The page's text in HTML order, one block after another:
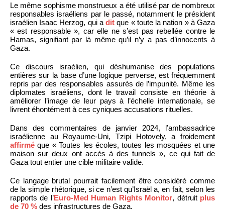
Le même sophisme monstrueux a été utilisé par de nombreux
responsables israéliens par le passé, notamment le président
israélien Isaac Herzog, qui adit que « toute la nation » à Gaza
« est responsable », car elle ne s’est pas rebellée contre le
Hamas, signifiant par là même qu’il n’y a pas d’innocents à
Gaza.
Ce discours israélien, qui déshumanise des populations
entières sur la base d’une logique perverse, est fréquemment
repris par des responsables assurés de l’impunité. Même les
diplomates israéliens, dont le travail consiste en théorie à
améliorer l’image de leur pays à l’échelle internationale, se
livrent éhontément à ces cyniques accusations rituelles.
Dans des commentaires de janvier 2024, l’ambassadrice
israélienne au Royaume-Uni, Tzipi Hotovely, a froidement
affirmé que « Toutes les écoles, toutes les mosquées et une
maison sur deux ont accès à des tunnels », ce qui fait de
Gaza tout entier une cible militaire valide.
Ce langage brutal pourrait facilement être considéré comme
de la simple rhétorique, si ce n’est qu’Israël a, en fait, selon les
rapports de l’Euro-Med Human Rights Monitor, détruit plus
de 70 % des infrastructures de Gaza.